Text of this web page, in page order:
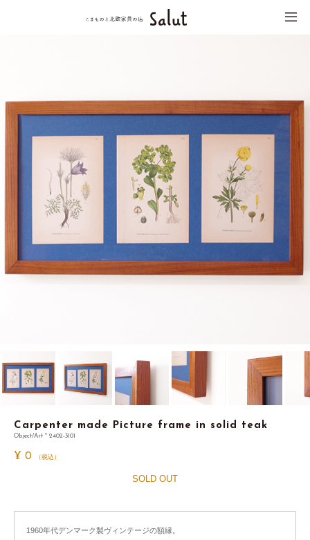
Carpenter made Picture frame in solid teak
Object/Art * 2402-3101
¥ 0 （税込）
SOLD OUT
1960年代デンマーク製ヴィンテージの額縁。